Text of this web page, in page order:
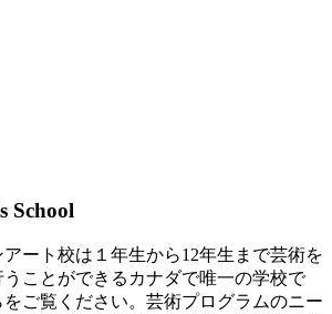
School
ート校は１年生から12年生まで芸術を
ことができるカナダで唯一の学校で
ご覧ください。芸術プログラムのニー